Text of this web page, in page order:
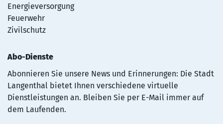
Energieversorgung
Feuerwehr
Zivilschutz
Abo-Dienste
Abonnieren Sie unsere News und Erinnerungen: Die Stadt
Langenthal bietet Ihnen verschiedene virtuelle
Dienstleistungen an. Bleiben Sie per E-Mail immer auf
dem Laufenden.